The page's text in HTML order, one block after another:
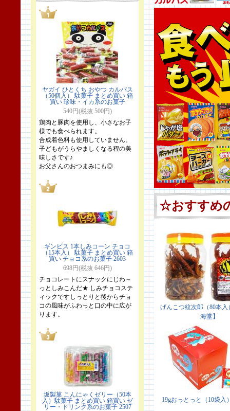
ヤガイ ひとくち おやつ カルパス
（50個入） 駄菓子 まとめ買い 箱
買い 珍味・イカ系のお菓子
540円(税抜 500円)
鶏肉と豚肉を使用し、小さなお子
様でも食べられます。
合成着色料も使用していません。
子どもがうらやましくなる程の美
味しさです♪
お父さんのおつまみにも◎
ギンビス 1本しみコーン チョコ
（15本入） 駄菓子 まとめ買い 箱
買い チョコ系のお菓子 2603
698円(税抜 646円)
チョコレートにスナックにじわ～
っとしみこんだ★ しみチョコステ
ィックですしっとりと後からチョ
コの風味がふわっと口の中に広が
ります。
坂製菓 こんにゃくゼリー（50本
入）駄菓子 まとめ買い 箱買い ゼ
リー・ドリンク系のお菓子 2507